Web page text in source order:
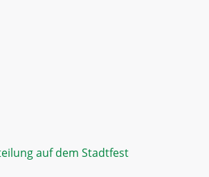
auf dem Stadtfest